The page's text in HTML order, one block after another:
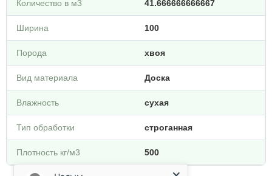
Количество в м3 41.666666666667
Ширина 100
Порода хвоя
Вид материала Доска
Влажность сухая
Тип обработки строганная
Плотность кг/м3 500